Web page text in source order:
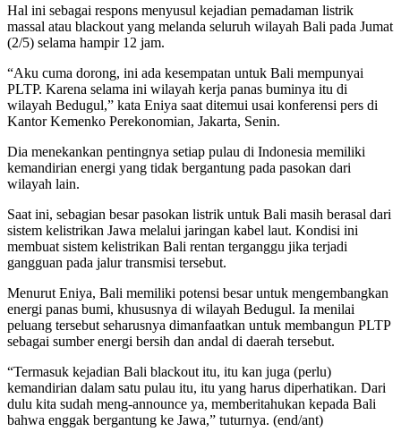
Hal ini sebagai respons menyusul kejadian pemadaman listrik
massal atau blackout yang melanda seluruh wilayah Bali pada Jumat
(2/5) selama hampir 12 jam.
“Aku cuma dorong, ini ada kesempatan untuk Bali mempunyai
PLTP. Karena selama ini wilayah kerja panas buminya itu di
wilayah Bedugul,” kata Eniya saat ditemui usai konferensi pers di
Kantor Kemenko Perekonomian, Jakarta, Senin.
Dia menekankan pentingnya setiap pulau di Indonesia memiliki
kemandirian energi yang tidak bergantung pada pasokan dari
wilayah lain.
Saat ini, sebagian besar pasokan listrik untuk Bali masih berasal dari
sistem kelistrikan Jawa melalui jaringan kabel laut. Kondisi ini
membuat sistem kelistrikan Bali rentan terganggu jika terjadi
gangguan pada jalur transmisi tersebut.
Menurut Eniya, Bali memiliki potensi besar untuk mengembangkan
energi panas bumi, khususnya di wilayah Bedugul. Ia menilai
peluang tersebut seharusnya dimanfaatkan untuk membangun PLTP
sebagai sumber energi bersih dan andal di daerah tersebut.
“Termasuk kejadian Bali blackout itu, itu kan juga (perlu)
kemandirian dalam satu pulau itu, itu yang harus diperhatikan. Dari
dulu kita sudah meng-announce ya, memberitahukan kepada Bali
bahwa enggak bergantung ke Jawa,” tuturnya. (end/ant)